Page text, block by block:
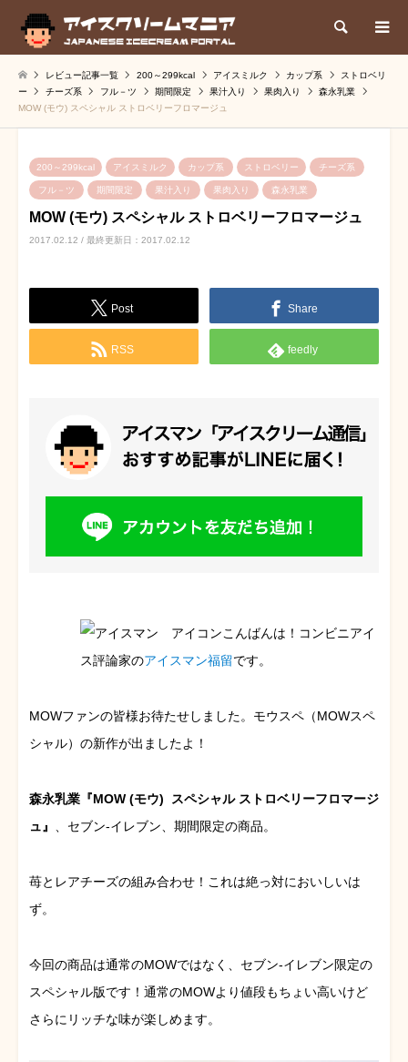
検索
レビュー記事一覧 200～299kcal アイスミルク カップ系
ストロベリ
ー
チーズ系 フル－ツ 期間限定 果汁入り 果肉入り
森永乳業
MOW (モウ) スペシャル ストロベリーフロマージュ
200～299kcal アイスミルク カップ系 ストロベリー チーズ系
フル－ツ 期間限定 果汁入り 果肉入り 森永乳業
MOW (モウ) スペシャル ストロベリーフロマージュ
2017.02.12 / 最終更新日：2017.02.12
Post Share
RSS feedly
こんばんは！コンビニアイ
ス評論家のアイスマン福留です。
MOWファンの皆様お待たせしました。モウスペ（MOWスペ
シャル）の新作が出ましたよ！
森永乳業『MOW (モウ) スペシャル ストロベリーフロマージ
ュ』
、セブン-イレブン、期間限定の商品。
苺とレアチーズの組み合わせ！これは絶っ対においしいは
ず。
今回の商品は通常のMOWではなく、セブン-イレブン限定の
スペシャル版です！通常のMOWより値段もちょい高いけど
さらにリッチな味が楽しめます。